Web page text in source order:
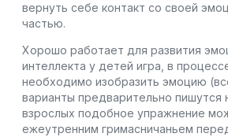
вернуть себе контакт со своей
частью.
Хорошо работает для развития
интеллекта у детей игра, в
необходимо изобразить эмоцию
варианты предварительно пишутся
взрослых подобное упражнение
ежеутренним гримасничаньем